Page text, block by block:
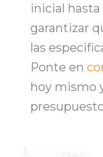
inicial
garantizar
las
Ponte en
hoy mismo